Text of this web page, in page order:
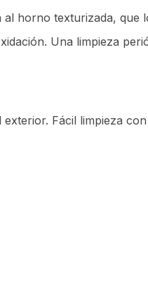
horno texturizada, que
Una limpieza
Fácil limpieza